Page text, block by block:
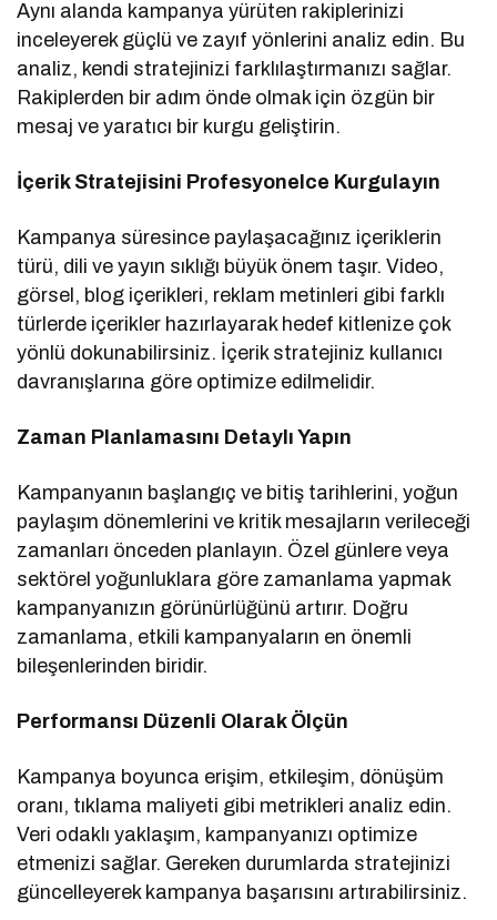
Aynı alanda kampanya yürüten rakiplerinizi
inceleyerek güçlü ve zayıf yönlerini analiz edin. Bu
analiz, kendi stratejinizi farklılaştırmanızı sağlar.
Rakiplerden bir adım önde olmak için özgün bir
mesaj ve yaratıcı bir kurgu geliştirin.
İçerik Stratejisini Profesyonelce Kurgulayın
Kampanya süresince paylaşacağınız içeriklerin
türü, dili ve yayın sıklığı büyük önem taşır. Video,
görsel, blog içerikleri, reklam metinleri gibi farklı
türlerde içerikler hazırlayarak hedef kitlenize çok
yönlü dokunabilirsiniz. İçerik stratejiniz kullanıcı
davranışlarına göre optimize edilmelidir.
Zaman Planlamasını Detaylı Yapın
Kampanyanın başlangıç ve bitiş tarihlerini, yoğun
paylaşım dönemlerini ve kritik mesajların verileceği
zamanları önceden planlayın. Özel günlere veya
sektörel yoğunluklara göre zamanlama yapmak
kampanyanızın görünürlüğünü artırır. Doğru
zamanlama, etkili kampanyaların en önemli
bileşenlerinden biridir.
Performansı Düzenli Olarak Ölçün
Kampanya boyunca erişim, etkileşim, dönüşüm
oranı, tıklama maliyeti gibi metrikleri analiz edin.
Veri odaklı yaklaşım, kampanyanızı optimize
etmenizi sağlar. Gereken durumlarda stratejinizi
güncelleyerek kampanya başarısını artırabilirsiniz.